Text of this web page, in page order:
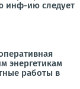
инф-ию следует
энергетикам
работы в